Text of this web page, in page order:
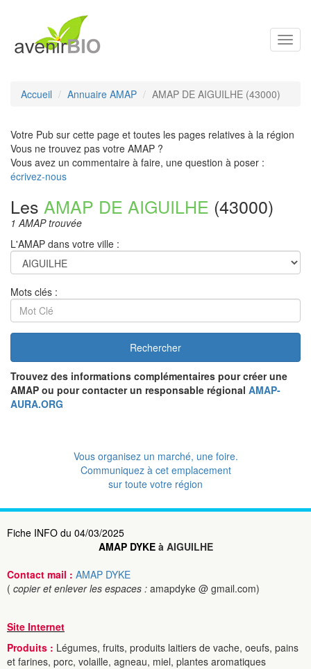
Accueil Annuaire AMAP AMAP DE AIGUILHE (43000)
Votre Pub sur cette page et toutes les pages relatives à la région
Vous ne trouvez pas votre AMAP ?
Vous avez un commentaire à faire, une question à poser :
écrivez-nous
Les AMAP DE AIGUILHE (43000)
1 AMAP trouvée
L'AMAP dans votre ville :
Mots clés :
Rechercher
Trouvez des informations complémentaires pour créer une
AMAP ou pour contacter un responsable régional AMAP-
AURA.ORG
Vous organisez un marché, une foire.
Communiquez à cet emplacement
sur toute votre région
Fiche INFO du 04/03/2025
AMAP DYKEà AIGUILHE
Contact mail : AMAP DYKE
( copier et enlever les espaces : amapdyke @ gmail.com)
Site Internet
Produits : Légumes, fruits, produits laitiers de vache, oeufs, pains
et farines, porc, volaille, agneau, miel, plantes aromatiques